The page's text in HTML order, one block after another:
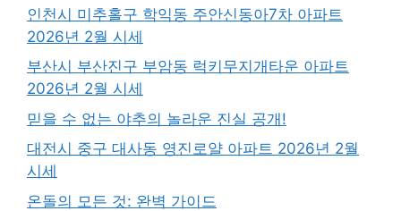
인천시 미추홀구 학익동 주안신동아7차 아파트
2026년 2월 시세
부산시 부산진구 부암동 럭키무지개타운 아파트
2026년 2월 시세
믿을 수 없는 야추의 놀라운 진실 공개!
대전시 중구 대사동 영진로얄 아파트 2026년 2월
시세
온돌의 모든 것: 완벽 가이드